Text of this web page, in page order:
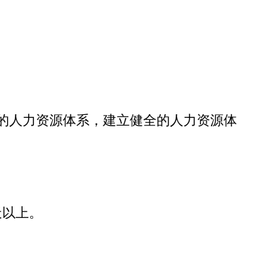
人力资源体系，建立健全的人力资源体
上。